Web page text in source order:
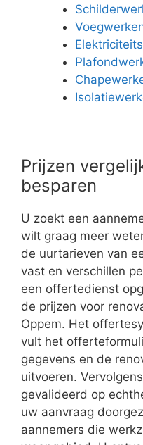
Prijzen
besparen
U zoekt een
wilt graag meer
de uurtarieven van
vast en verschillen
een offertedienst
de prijzen voor
Oppem. Het
vult het
gegevens en de
uitvoeren.
gevalideerd op
uw aanvraag
aannemers die